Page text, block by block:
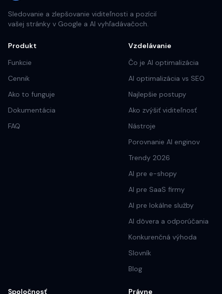
Sledovanie a zlepšovanie viditeľnosti a pozícií
vašej stránky v Google a AI vyhľadávačoch.
Produkt
Funkcie
Cennik
Ako to funguje
Dokumentácia
FAQ
Vzdelávanie
Čo je AI optimalizácia
AI optimalizácia vs SEO
Najlepšie postupy
Ako zvýšiť viditeľnosť
Nástroje
Porovnanie AI enginov
Trendy 2026
AI pre e-shopy
AI pre SaaS firmy
AI pre lokálne služby
AI dôvera a odporúčania
Konkurenčná výhoda
Slovník
Blog
Spoločnosť Právne